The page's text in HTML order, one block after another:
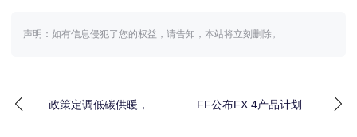
声明：如有信息侵犯了您的权益，请告知，本站将立刻删除。
政策定调低碳供暖，热
FF公布FX 4产品计划目